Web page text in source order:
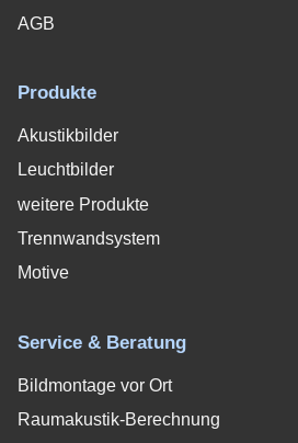
AGB
Produkte
Akustikbilder
Leuchtbilder
weitere Produkte
Trennwandsystem
Motive
Service & Beratung
Bildmontage vor Ort
Raumakustik-Berechnung